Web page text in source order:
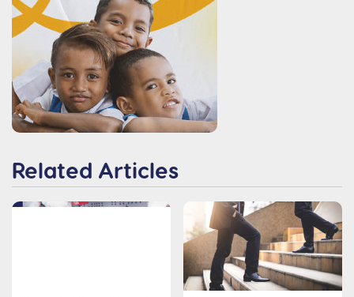
Related Articles